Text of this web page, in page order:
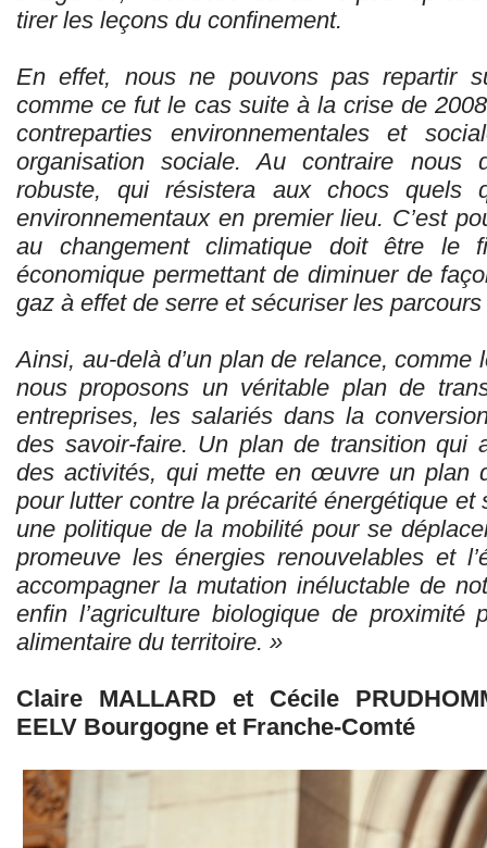
tirer les leçons du confinement.
En effet, nous ne pouvons pas repartir
comme ce fut le cas suite à la crise de
contreparties environnementales et
organisation sociale. Au contraire nous
robuste, qui résistera aux chocs quels
environnementaux en premier lieu. C’est
au changement climatique doit être le
économique permettant de diminuer de
gaz à effet de serre et sécuriser les
Ainsi, au-delà d’un plan de relance, comme
nous proposons un véritable plan de
entreprises, les salariés dans la
des savoir-faire. Un plan de transition qui
des activités, qui mette en œuvre un plan
pour lutter contre la précarité énergétique
une politique de la mobilité pour se
promeuve les énergies renouvelables et
accompagner la mutation inéluctable de
enfin l’agriculture biologique de proximité
alimentaire du territoire. »
Claire MALLARD et Cécile
EELV Bourgogne et Franche-Comté